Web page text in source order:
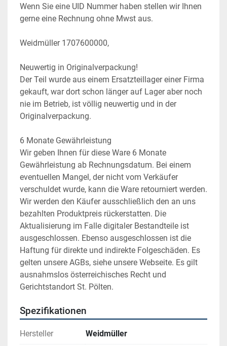
Wenn Sie eine UID Nummer haben stellen wir Ihnen
gerne eine Rechnung ohne Mwst aus.
Weidmüller 1707600000,
Neuwertig in Originalverpackung!
Der Teil wurde aus einem Ersatzteillager einer Firma
gekauft, war dort schon länger auf Lager aber noch
nie im Betrieb, ist völlig neuwertig und in der
Originalverpackung.
6 Monate Gewährleistung
Wir geben Ihnen für diese Ware 6 Monate
Gewährleistung ab Rechnungsdatum. Bei einem
eventuellen Mangel, der nicht vom Verkäufer
verschuldet wurde, kann die Ware retourniert werden.
Wir werden den Käufer ausschließlich den an uns
bezahlten Produktpreis rückerstatten. Die
Aktualisierung im Falle digitaler Bestandteile ist
ausgeschlossen. Ebenso ausgeschlossen ist die
Haftung für direkte und indirekte Folgeschäden. Es
gelten unsere AGBs, siehe unsere Webseite. Es gilt
ausnahmslos österreichisches Recht und
Gerichtstandort St. Pölten.
Spezifikationen
Hersteller Weidmüller